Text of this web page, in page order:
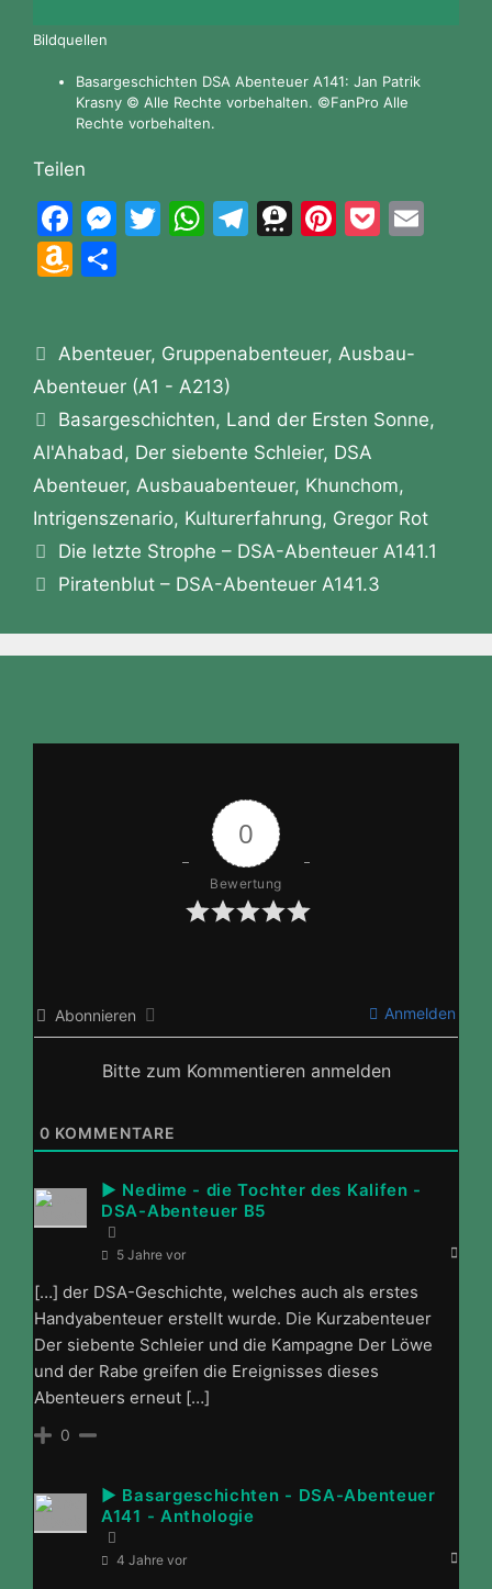
Bildquellen
Basargeschichten DSA Abenteuer A141: Jan Patrik
Krasny © Alle Rechte vorbehalten. ©FanPro Alle
Rechte vorbehalten.
Teilen
F
a
c
b
o
o
k
M
e
n
g
er
T
W
A
p
p
T
a
T
m
Pi
st
P
et
A
z
o
n
W
is
h
Li
n
Kategorien
Abenteuer, Gruppenabenteuer, Ausbau-
Abenteuer (A1 - A213)
Schlagwörter
Basargeschichten, Land der Ersten Sonne,
Al'Ahabad , Der siebente Schleier, DSA
Abenteuer, Ausbauabenteuer, Khunchom,
Intrigenszenario, Kulturerfahrung, Gregor Rot
Die letzte Strophe – DSA-Abenteuer A141.1
Piratenblut – DSA-Abenteuer A141.3
0
Bewertung
Abonnieren Anmelden
Bitte zum Kommentieren anmelden
0 KOMMENTARE
► Nedime - die Tochter des Kalifen -
DSA-Abenteuer B5
5 Jahre vor
[…] der DSA-Geschichte, welches auch als erstes
Handyabenteuer erstellt wurde. Die Kurzabenteuer
Der siebente Schleier und die Kampagne Der Löwe
und der Rabe greifen die Ereignisses dieses
Abenteuers erneut […]
0
► Basargeschichten - DSA-Abenteuer
A141 - Anthologie
4 Jahre vor